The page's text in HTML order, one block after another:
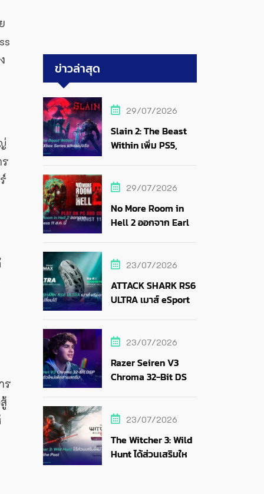
ร
ข่าวล่าสุด
29/07/2026
Slain 2: The Beast
Within เพิ่ม PS5,
29/07/2026
No More Room in
Hell 2 ออกจาก Early
23/07/2026
ATTACK SHARK RS6
ULTRA เมาส์ eSports
23/07/2026
Razer Seiren V3
Chroma 32-Bit DSP
23/07/2026
The Witcher 3: Wild
Hunt ได้ส่วนเสริมใหม่